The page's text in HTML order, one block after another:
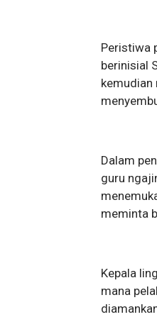
Peristiwa
berinisial
kemudian
Dalam
guru
meminta
Kepala
mana